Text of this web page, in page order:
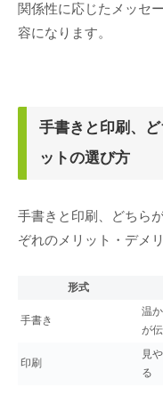
関係性に応じたメッセ
容になります。
手書きと印刷、
ットの選び方
手書きと印刷、どちら
ぞれのメリット・デメ
形式
手書き
温
が
印刷
見
る